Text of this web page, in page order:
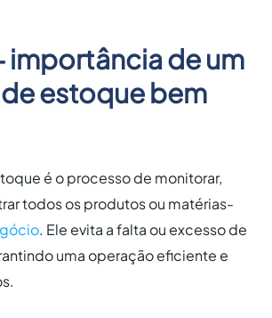
importância de um
estoque bem
é o processo de monitorar,
todos os produtos ou matérias-
. Ele evita a falta ou excesso de
uma operação eficiente e